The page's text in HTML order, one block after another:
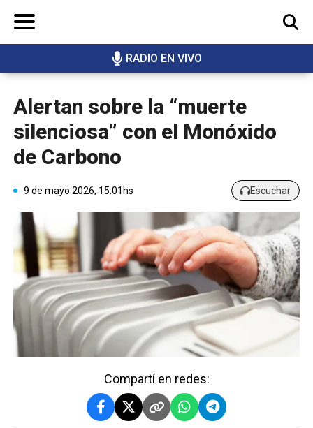
RADIO EN VIVO
BUSCAR
Alertan sobre la “muerte
silenciosa” con el Monóxido
de Carbono
9 de mayo 2026, 15:01hs Escuchar
Compartí en redes: